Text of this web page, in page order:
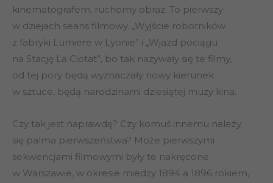
kinematografem, ruchomy obraz. To pierwszy
w dziejach seans filmowy. „Wyjście robotników
z fabryki Lumiere w Lyonie” i „Wjazd pociągu
na Stację La Ciotat”, bo tak nazywały się te filmy,
od tej pory będą wyznaczały nowy kierunek
w sztuce, będą narodzinami dziesiątej muzy kina.
Czy tak jest naprawdę? Czy komuś innemu należy
się palma pierwszeństwa? Może pierwszymi
sekwencjami filmowymi były te nakręcone
w Warszawie, w okresie miedzy 1894 a 1896 rokiem,